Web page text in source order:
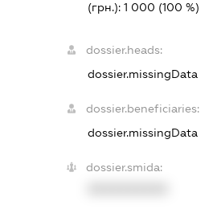
(грн.):1 000 (100 %)
dossier.heads:
dossier.missingData
dossier.beneficiaries:
dossier.missingData
dossier.smida: